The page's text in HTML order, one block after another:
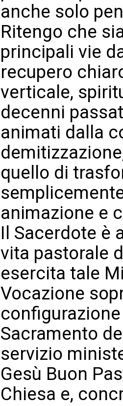
anche solo
Ritengo che
principali vie
recupero
verticale,
decenni
animati dalla
quello di
animazione e
Il Sacerdote è
vita pastorale
esercita tale
Vocazione
Sacramento
servizio
Gesù Buon
Chiesa e,